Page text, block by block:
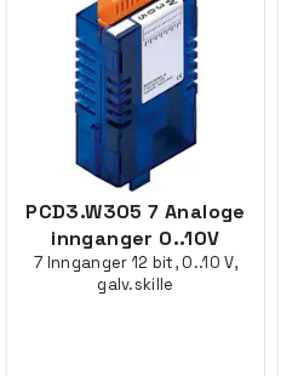
PCD3.W305 7 Analoge
innganger 0..10V
7 Innganger 12 bit, 0..10 V,
galv.skille